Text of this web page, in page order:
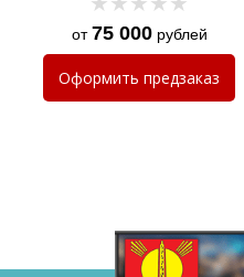
Хочу такую
от75 000рублей
Оформить предзаказ